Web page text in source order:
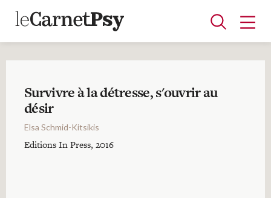
Articles
A la une
Adolescence
Dispositif
Enfance
Périnatalité
Psychanalyse
Psychopathologie
Soin
Dossiers
Survivre à la détresse, s'ouvrir au
désir
Elsa Schmid-Kitsikis
Editions In Press, 2016